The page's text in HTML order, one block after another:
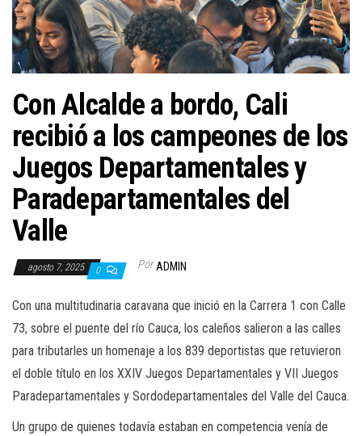
c
i
ó
Con Alcalde a bordo, Cali
recibió a los campeones de los
Juegos Departamentales y
Paradepartamentales del
Valle
agosto 7, 2025 0 Por ADMIN
Con una multitudinaria caravana que inició en la Carrera 1 con Calle
73, sobre el puente del río Cauca, los caleños salieron a las calles
para tributarles un homenaje a los 839 deportistas que retuvieron
el doble título en los XXIV Juegos Departamentales y VII Juegos
Paradepartamentales y Sordodepartamentales del Valle del Cauca.
Un grupo de quienes todavía estaban en competencia venía de